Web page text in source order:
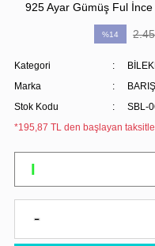
925 Ayar Gümüş Ful
%14
Kategori
Marka
Stok Kodu
SBL-
*195,87 TL den başlayan